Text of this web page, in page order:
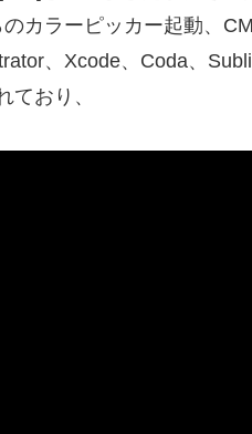
カラーピッカー起動、
、Xcode、Coda、
おり、